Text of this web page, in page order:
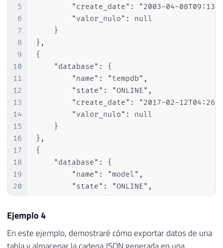
5
6
7
8
9
10
11
12
13
14
15
16
17
18
19
20
21
22
23
24
25
"create_date": "2003-04-
        "valor_nulo": null
    }
},
{
    "database": {
        "name": "tempdb",
        "state": "ONLINE",
"create_date": "2017-02-
        "valor_nulo": null
    }
},
{
    "database": {
        "name": "model",
        "state": "ONLINE",
"create_date": "2003-04-
    }
},
{
Ejemplo 4
En este ejemplo, demostraré cómo exportar datos de una